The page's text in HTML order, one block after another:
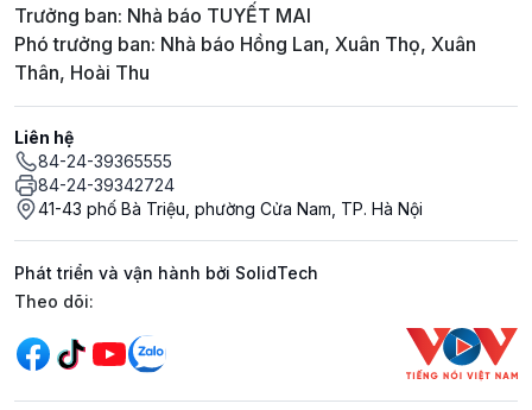
Trưởng ban: Nhà báo TUYẾT MAI
Phó trưởng ban: Nhà báo Hồng Lan, Xuân Thọ, Xuân
Thân, Hoài Thu
Liên hệ
84-24-39365555
84-24-39342724
41-43 phố Bà Triệu, phường Cửa Nam, TP. Hà Nội
Phát triển và vận hành bởi SolidTech
Mạng xã hội
Theo dõi: